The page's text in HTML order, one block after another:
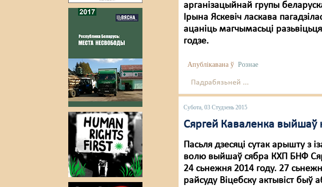
арганізацыйнай групы
Ірына Яскевіч ласкава
ацаніць магчымасьці
годзе.
Апублікавана ў Рознае
Падрабязьней ...
Субота, 03 Студзень 2015
Сяргей Каваленка выйшаў
Пасьля дзесяці сутак арышту з
волю выйшаў сябра КХП БНФ
24 сьнежня 2014 году. 27
райсуду Віцебску актывіст быў